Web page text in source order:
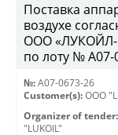
Поставка
воздухе
ООО «ЛУКОЙЛ-
по лоту № A07-
№: A07-0673-26
Customer(s): OOO
Organizer of tender:
"LUKOIL"